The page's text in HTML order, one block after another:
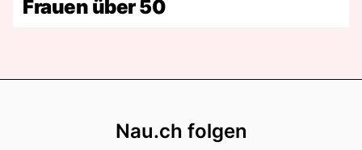
Frauen über 50
Nau.ch folgen